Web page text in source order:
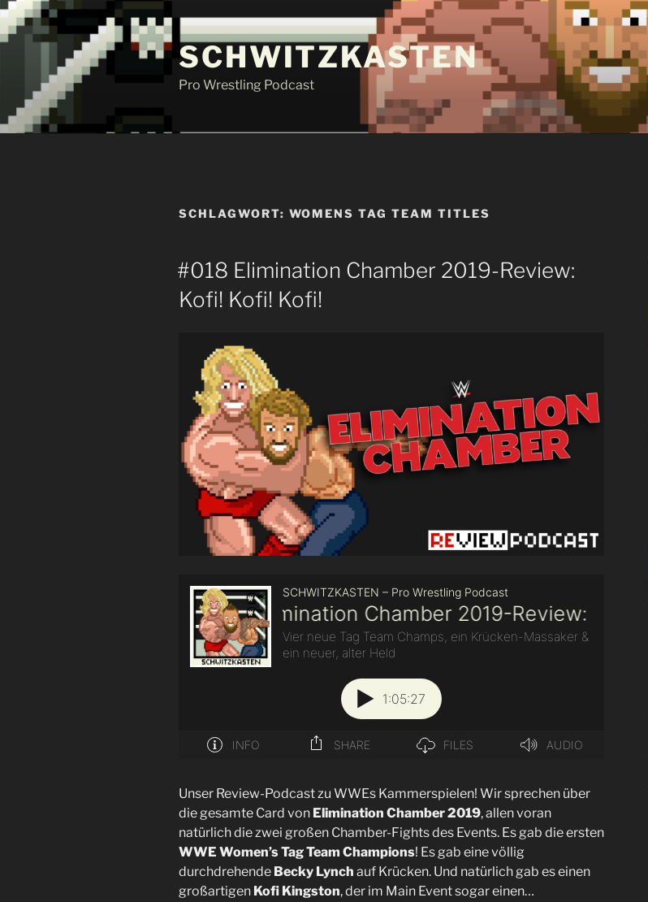
Zum
Inhalt
springen
SCHWITZKASTEN
Pro Wrestling Podcast
SCHLAGWORT: WOMENS TAG TEAM TITLES
#018 Elimination Chamber 2019-Review:
Kofi! Kofi! Kofi!
Unser Review-Podcast zu WWEs Kammerspielen! Wir sprechen über
die gesamte Card von Elimination Chamber 2019, allen voran
natürlich die zwei großen Chamber-Fights des Events. Es gab die ersten
WWE Women’s Tag Team Champions! Es gab eine völlig
durchdrehende Becky Lynch auf Krücken. Und natürlich gab es einen
großartigen Kofi Kingston, der im Main Event sogar einen…